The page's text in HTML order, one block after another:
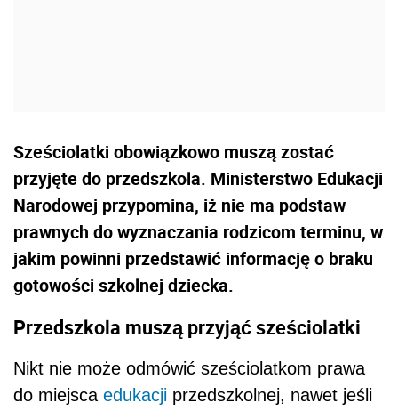
Sześciolatki obowiązkowo muszą zostać
przyjęte do przedszkola. Ministerstwo Edukacji
Narodowej przypomina, iż nie ma podstaw
prawnych do wyznaczania rodzicom terminu, w
jakim powinni przedstawić informację o braku
gotowości szkolnej dziecka.
Przedszkola muszą przyjąć sześciolatki
Nikt nie może odmówić sześciolatkom prawa
do miejsca edukacji przedszkolnej, nawet jeśli